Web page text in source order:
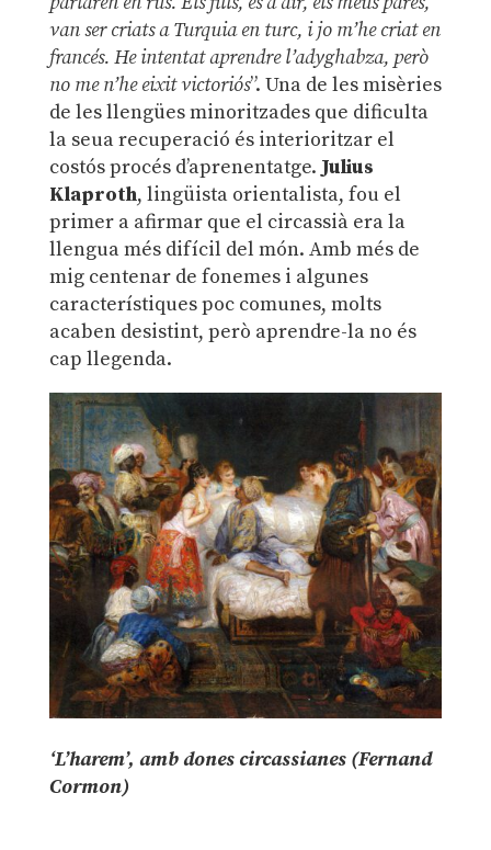
van ser criats a Turquia en turc, i jo m’he criat en
francés. He intentat aprendre l’adyghabza, però
no me n’he eixit victoriós”. Una de les misèries
de les llengües minoritzades que dificulta
la seua recuperació és interioritzar el
costós procés d’aprenentatge. Julius
Klaproth, lingüista orientalista, fou el
primer a afirmar que el circassià era la
llengua més difícil del món. Amb més de
mig centenar de fonemes i algunes
característiques poc comunes, molts
acaben desistint, però aprendre-la no és
cap llegenda.
‘L’harem’, amb dones circassianes (Fernand
Cormon)